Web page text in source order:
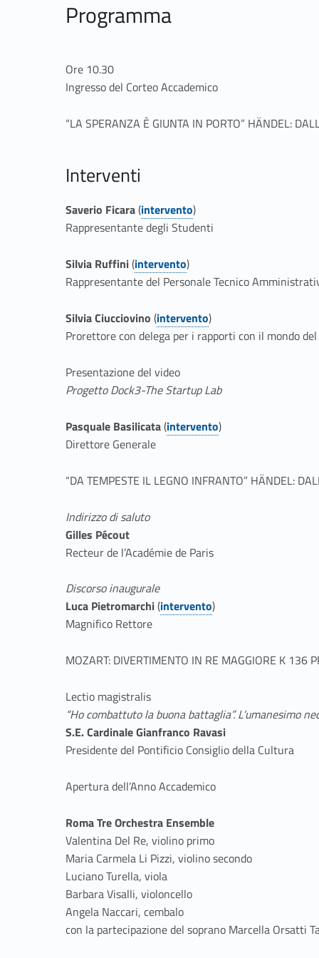
r
i
m
o
n
i
a
d
i
I
n
a
u
g
u
r
a
z
i
o
n
e
d
e
l
l
’
Programma
Ore 10.30
Ingresso del Corteo Accademico
“LA SPERANZA È GIUNTA IN PORTO” HÄNDEL:
Interventi
Saverio Ficara(
Link identifier #identifier__13340-1
Link identifier #identifier__47547-1
intervento)
Rappresentante degli Studenti
Silvia Ruffini(
Link identifier #identifier__40837-3
Link identifier #identifier__49331-2
intervento)
Rappresentante del Personale Tecnico
Silvia Ciucciovino (
Link identifier #identifier__168461-5
Scarica il file
Link identifier #identifier__172328-4
intervento)
Prorettore con delega per i rapporti con il mondo
Presentazione del video
Progetto Dock3-The Startup Lab
Pasquale Basilicata(
Link identifier #identifier__72996-5
interventoLink identifier #identifie)
Direttore Generale
“DA TEMPESTE IL LEGNO INFRANTO” HÄNDEL:
Indirizzo di saluto
Gilles Pécout
Recteur de l’Académie de Paris
Discorso inaugurale
Luca Pietromarchi(intervento)
Magnifico Rettore
MOZART: DIVERTIMENTO IN RE MAGGIORE K 136
Lectio magistralis
“Ho combattuto la buona battaglia”. L’umanesimo
S.E. Cardinale Gianfranco Ravasi
Presidente del Pontificio Consiglio della Cultura
Apertura dell’Anno Accademico
Roma Tre Orchestra Ensemble
Valentina Del Re, violino primo
Maria Carmela Li Pizzi, violino secondo
Luciano Turella, viola
Barbara Visalli, violoncello
Angela Naccari, cembalo
con la partecipazione del soprano Marcella Orsatti